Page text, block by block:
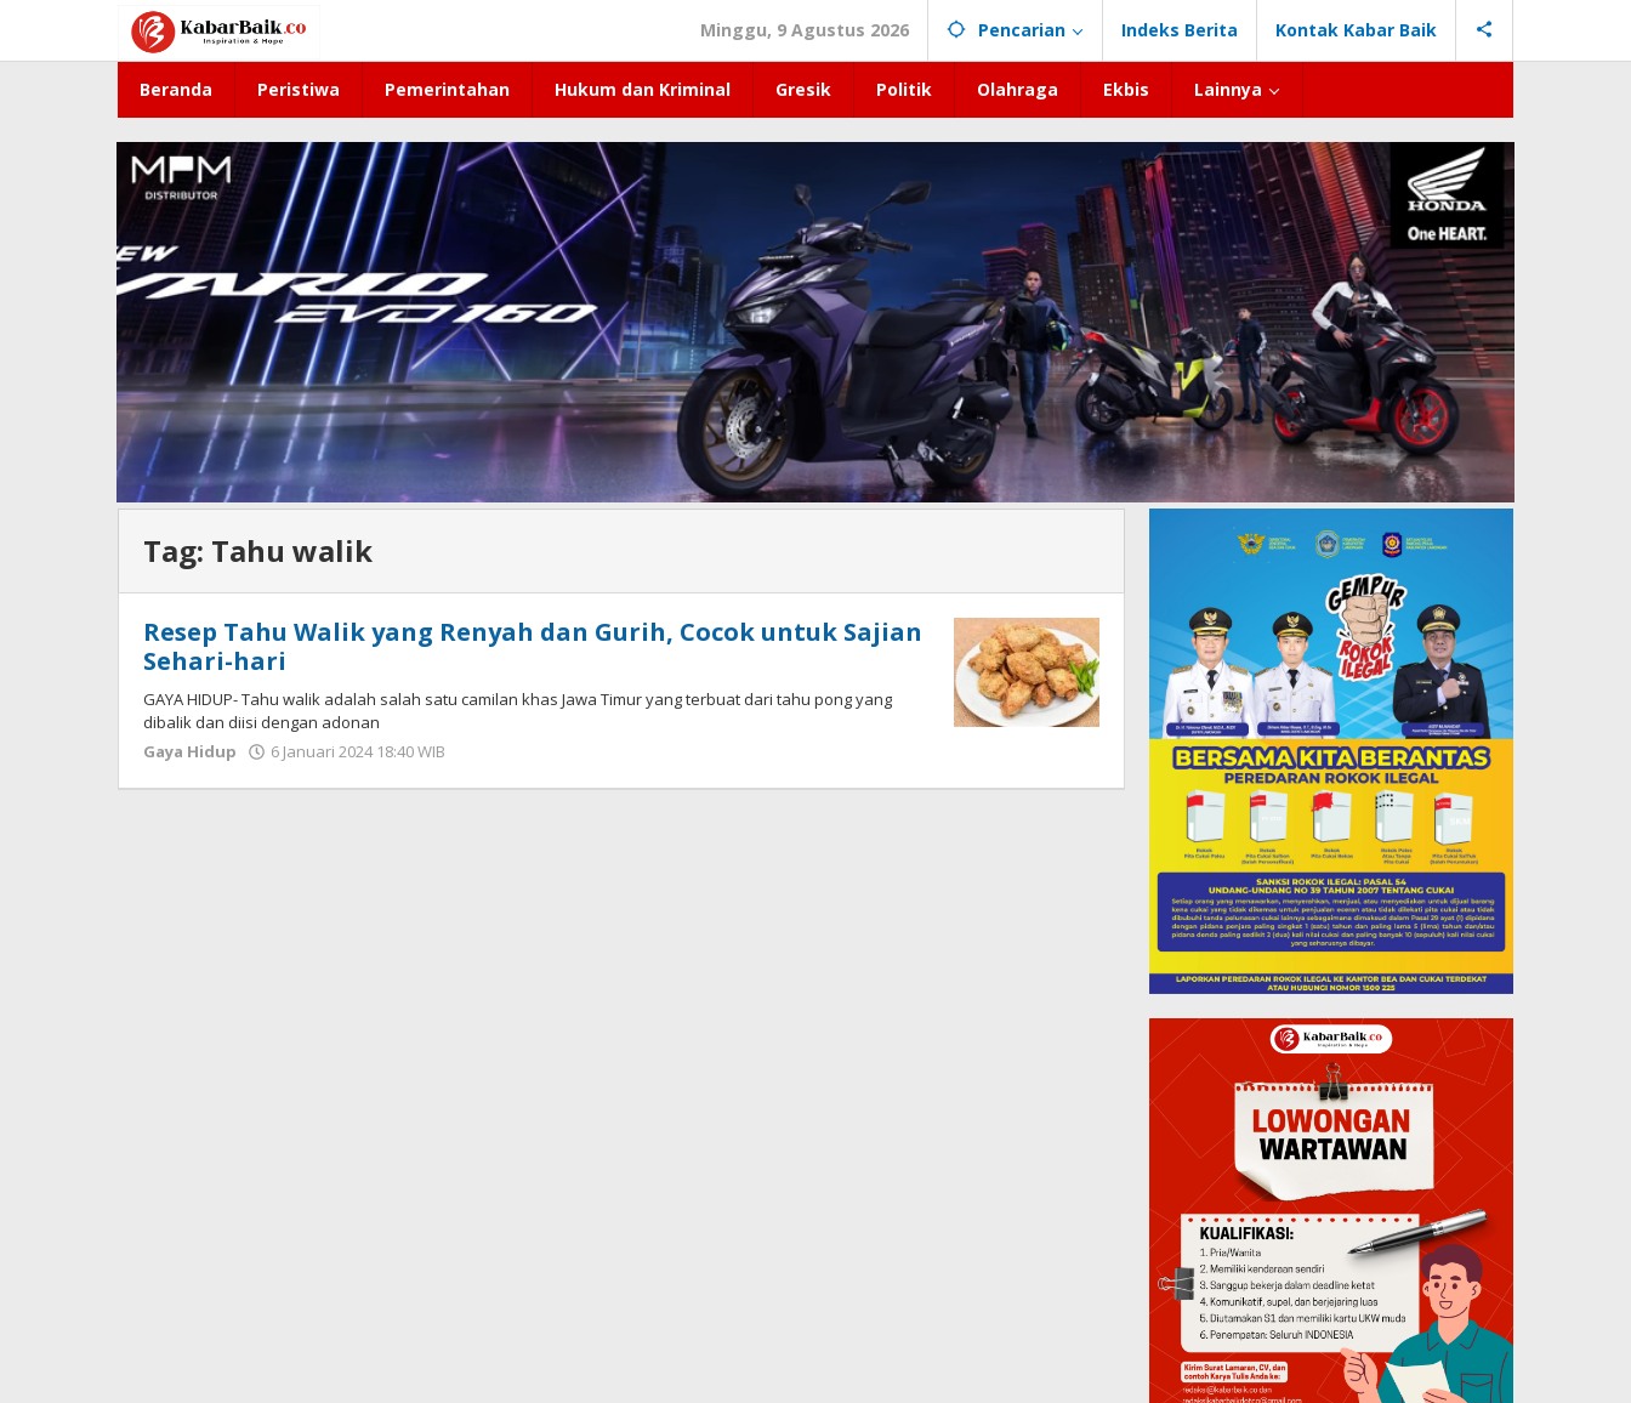
konten
Minggu, 9 Agustus 2026 Pencarian Indeks Berita Kontak Kabar Baik
Beranda Peristiwa Pemerintahan Hukum dan Kriminal Gresik Politik Olahraga Ekbis Lainnya
Tag: Tahu walik
Resep Tahu Walik yang Renyah dan Gurih, Cocok untuk Sajian
Sehari-hari
GAYA HIDUP- Tahu walik adalah salah satu camilan khas Jawa Timur yang terbuat dari tahu pong yang
dibalik dan diisi dengan adonan
Gaya Hidup
6 Januari 2024 18:40 WIB